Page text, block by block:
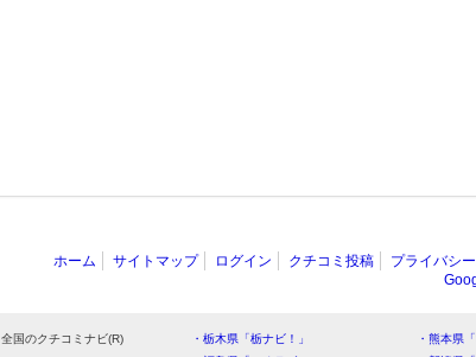
ホーム サイトマップ ログイン クチコミ投稿 プライバシ
全国のクチコミナビ(R) ・栃木県「栃ナビ！」 ・熊本県